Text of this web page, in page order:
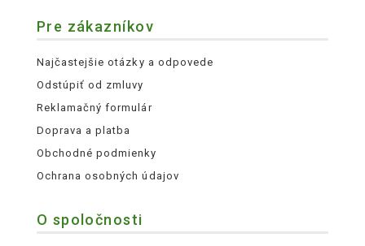
Pre zákazníkov
Najčastejšie otázky a odpovede
Odstúpiť od zmluvy
Reklamačný formulár
Doprava a platba
Obchodné podmienky
Ochrana osobných údajov
O spoločnosti